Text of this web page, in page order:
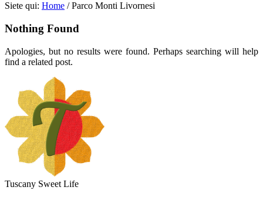
Siete qui: Home / Parco Monti Livornesi
Nothing Found
Apologies, but no results were found. Perhaps searching will help
find a related post.
Tuscany Sweet Life